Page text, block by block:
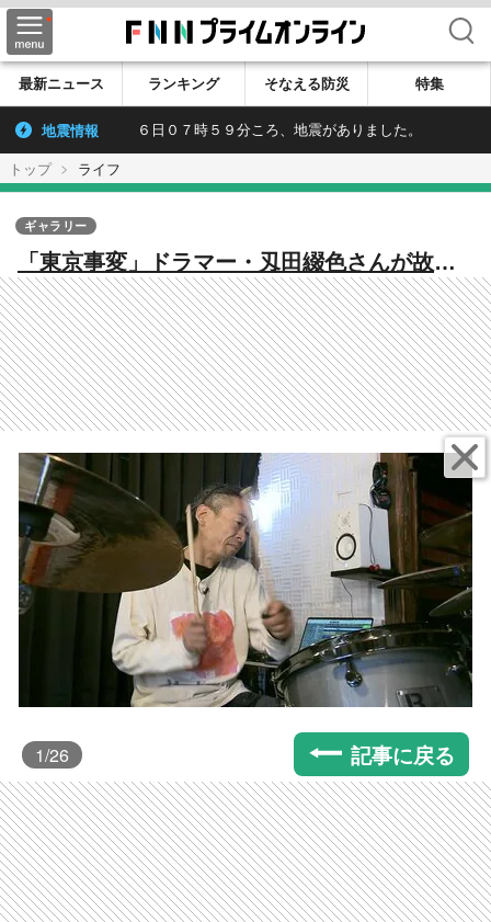
検索
最新ニュース ランキング そなえる防災 特集
地震情報 ６日０７時５９分ころ、地震がありました。
トップ ライフ
「東京事変」ドラマー・刄田綴色さんが故
郷・島根にUターン 「田舎」を拠点に探す新
しい生き方
ギャラリー
1/26 記事に戻る